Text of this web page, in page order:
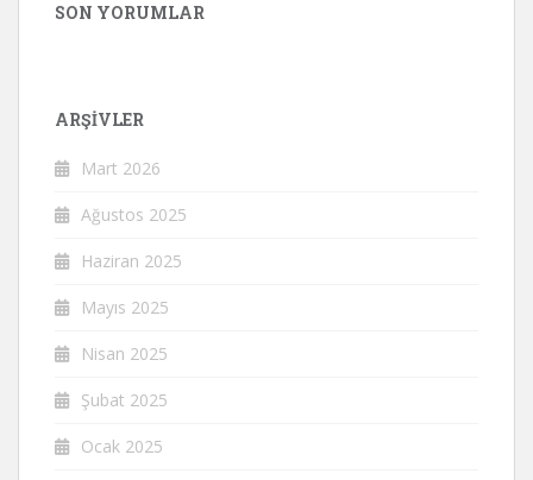
SON YORUMLAR
ARŞIVLER
Mart 2026
Ağustos 2025
Haziran 2025
Mayıs 2025
Nisan 2025
Şubat 2025
Ocak 2025